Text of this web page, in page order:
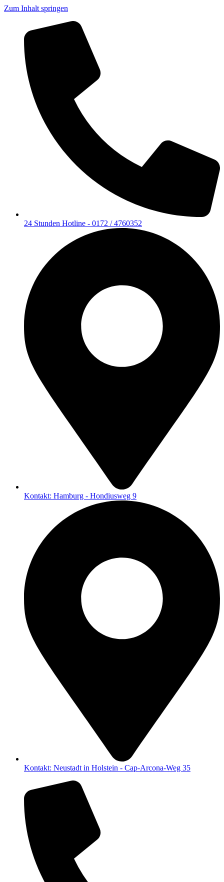
Zum Inhalt springen
24 Stunden Hotline - 0172 / 4760352
Kontakt: Hamburg - Hondiusweg 9
Kontakt: Neustadt in Holstein - Cap-Arcona-Weg 35